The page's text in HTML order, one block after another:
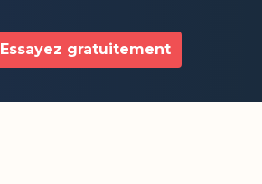
Essayez gratuitement